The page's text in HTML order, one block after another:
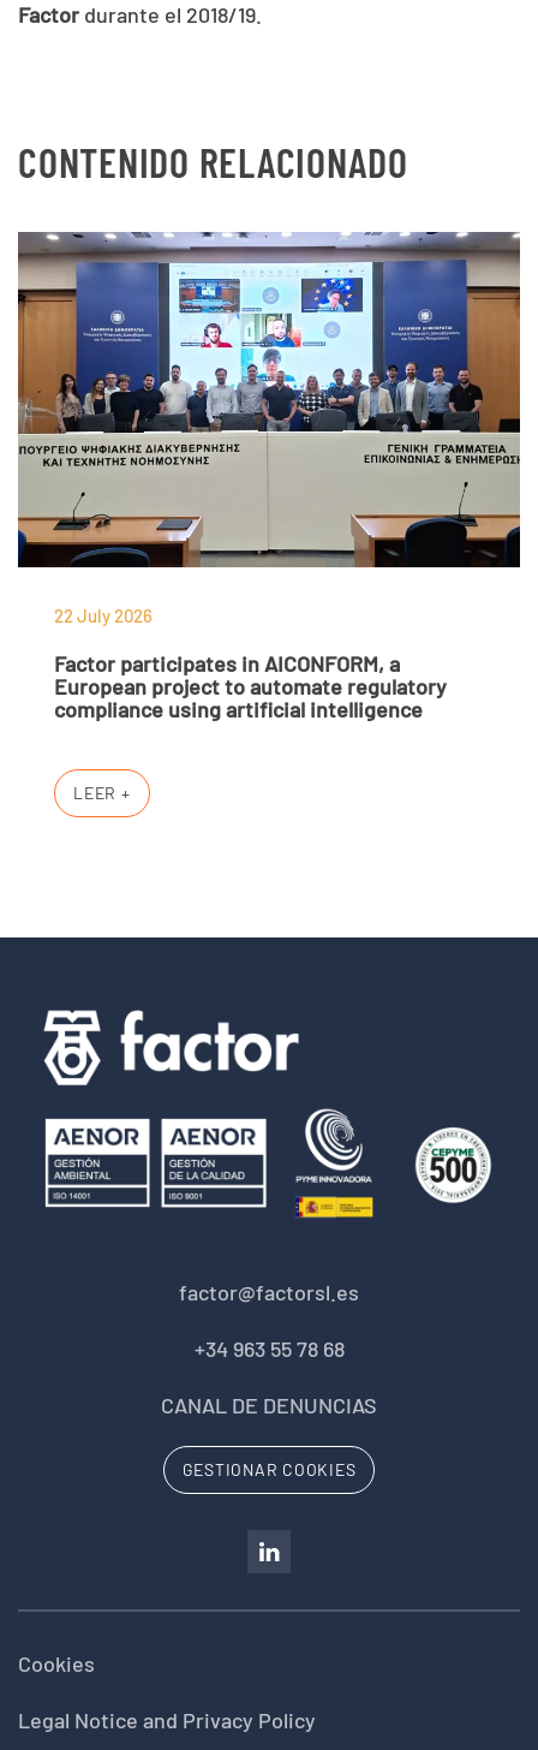
Factor durante el 2018/19.
CONTENIDO RELACIONADO
22 July 2026
Factor participates in AICONFORM, a
European project to automate regulatory
compliance using artificial intelligence
LEER +
factor@factorsl.es
+34 963 55 78 68
CANAL DE DENUNCIAS
GESTIONAR COOKIES
Cookies
Legal Notice and Privacy Policy